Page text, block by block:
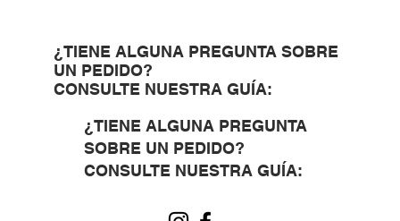
¿TIENE ALGUNA PREGUNTA SOBRE
UN PEDIDO?
CONSULTE NUESTRA GUÍA:
¿TIENE ALGUNA PREGUNTA
SOBRE UN PEDIDO?
CONSULTE NUESTRA GUÍA: